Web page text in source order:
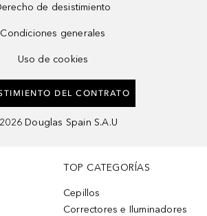
de desistimiento
Condiciones generales
Uso de cookies
DEL CONTRATO
2026 Douglas Spain S.A.U
TOP CATEGORÍAS
Cepillos
Correctores e Iluminadores